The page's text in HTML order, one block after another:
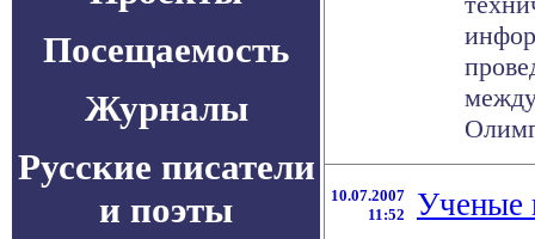
Посещаемость
Журналы
Русские писатели
и поэты
10.07.2007
11:52
Ученые